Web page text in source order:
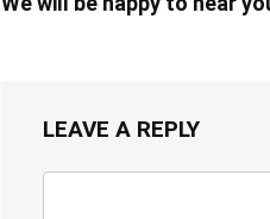
LEAVE A REPLY